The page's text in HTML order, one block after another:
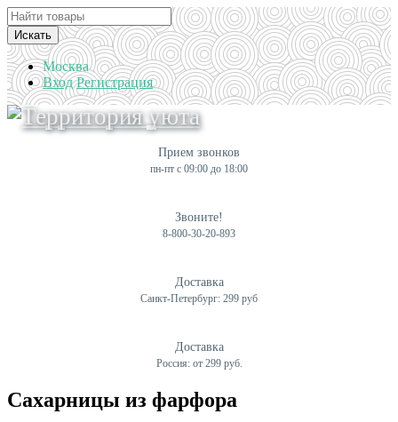
Искать
Москва
Вход Регистрация
Прием звонков
пн-пт с 09:00 до 18:00
Звоните!
8-800-30-20-893
Доставка
Санкт-Петербург: 299 руб
Доставка
Россия: от 299 руб.
Сахарницы из фарфора